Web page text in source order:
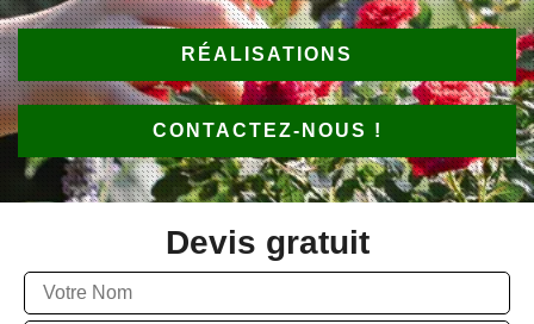
RÉALISATIONS
CONTACTEZ-NOUS !
Devis gratuit